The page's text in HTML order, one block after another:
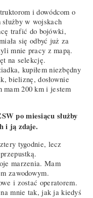
i dowódcom o
w wojskach
trafić do bojówki,
się odbyć już za
mnie pracy z mapą.
na selekcję.
kupiłem niezbędny
bieliznę, dosłownie
mam 200 km i jestem
po miesiącu służby
i ją zdaje.
tygodnie, lecz
marzenia. Mam
zawodowym.
i zostać operatorem.
mnie tak, jak ja kiedyś